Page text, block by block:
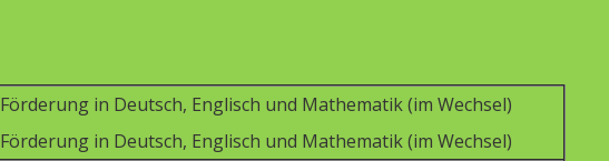
Förderung in Deutsch, Englisch und Mathematik (im Wechsel)
Förderung in Deutsch, Englisch und Mathematik (im Wechsel)